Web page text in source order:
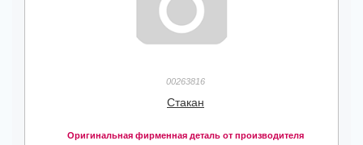
00263816
Стакан
Оригинальная фирменная деталь от производителя